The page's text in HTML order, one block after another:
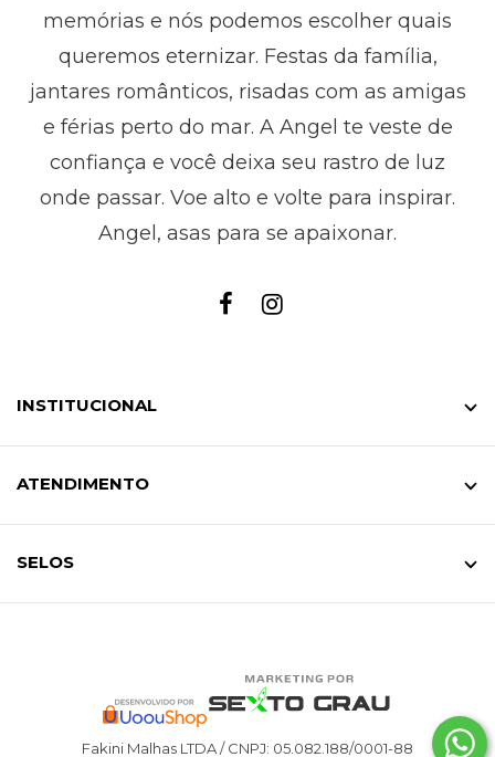
memórias e nós podemos escolher quais
queremos eternizar. Festas da família,
jantares românticos, risadas com as amigas
e férias perto do mar. A Angel te veste de
confiança e você deixa seu rastro de luz
onde passar. Voe alto e volte para inspirar.
Angel, asas para se apaixonar.
INSTITUCIONAL
ATENDIMENTO
SELOS
Fakini Malhas LTDA / CNPJ: 05.082.188/0001-88